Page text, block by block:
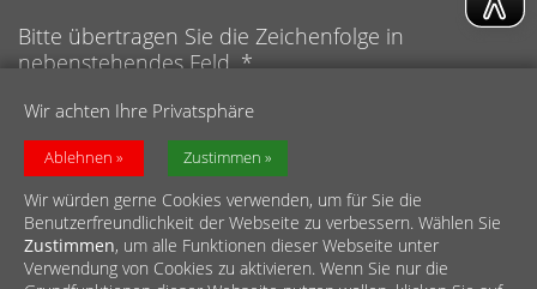
Wir achten Ihre Privatsphäre
Ablehnen Zustimmen
Wir würden gerne Cookies verwenden, um für Sie die
Benutzerfreundlichkeit der Webseite zu verbessern. Wählen Sie
Zustimmen, um alle Funktionen dieser Webseite unter
Verwendung von Cookies zu aktivieren. Wenn Sie nur die
Bitte übertragen Sie die Zeichenfolge in
nebenstehendes Feld. *
Anti-Roboter-Verifizierung
Hier klicken